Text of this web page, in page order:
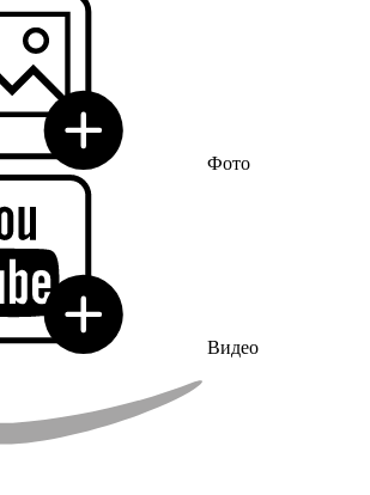
Фото
Видео